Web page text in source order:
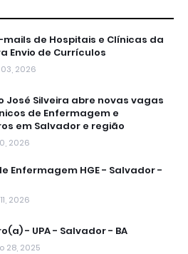
mails de Hospitais e Clínicas da
Envio de Currículos
2026
José Silveira abre novas vagas
de Enfermagem e
em Salvador e região
2026
Enfermagem HGE - Salvador -
2026
- UPA - Salvador - BA
28, 2025